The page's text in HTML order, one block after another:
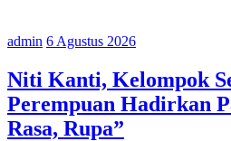
admin 6 Agustus 2026
Niti Kanti, Kelompok
Perempuan Hadirkan
Rasa, Rupa”